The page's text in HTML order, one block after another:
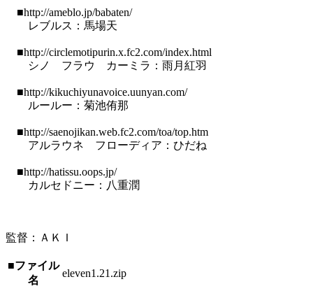
■http://ameblo.jp/babaten/
レブルス：馬場天
■http://circlemotipurin.x.fc2.com/index.html
シノ フラウ カーミラ：雨月紅羽
■http://kikuchiyunavoice.uunyan.com/
ルールー：菊池侑那
■http://saenojikan.web.fc2.com/toa/top.htm
アルラウネ フローディア：ひだね
■http://hatissu.oops.jp/
カルセドニー：八重潤
監督：ＡＫＩ
■ファイル
名
eleven1.21.zip